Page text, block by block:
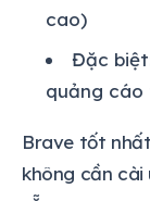
cao)
Đặc
quảng cáo
Brave tốt
không cần cài